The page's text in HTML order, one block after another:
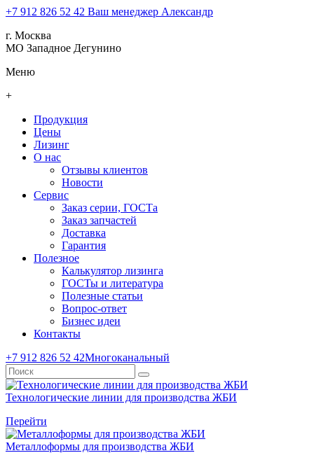
+7 912 826 52 42 Ваш менеджер Александр
г. Москва
МО Западное Дегунино
Меню
+
Продукция
Цены
Лизинг
О нас
Отзывы клиентов
Новости
Сервис
Заказ серии, ГОСТа
Заказ запчастей
Доставка
Гарантия
Полезное
Калькулятор лизинга
ГОСТы и литература
Полезные статьи
Вопрос-ответ
Бизнес идеи
Контакты
+7 912 826 52 42Многоканальный
Технологические линии для производства ЖБИ
Перейти
Металлоформы для производства ЖБИ